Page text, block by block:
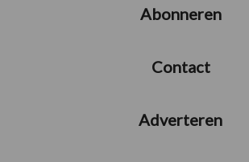
Abonneren
Contact
Adverteren